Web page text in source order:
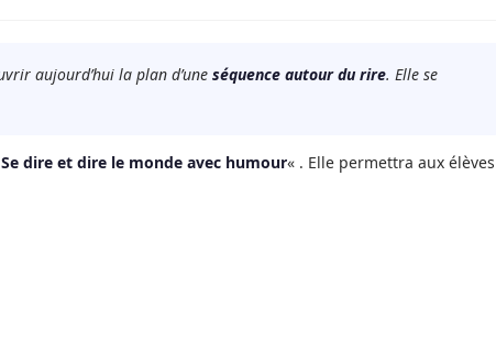
aujourd’hui la plan d’une séquence autour du rire. Elle se
Se dire et dire le monde avec humour« . Elle permettra aux élèves